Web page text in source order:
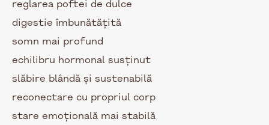
reglarea poftei de dulce
digestie îmbunătățită
somn mai profund
echilibru hormonal susținut
slăbire blândă și sustenabilă
reconectare cu propriul corp
stare emoțională mai stabilă